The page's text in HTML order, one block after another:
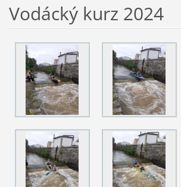
Vodácký kurz 2024